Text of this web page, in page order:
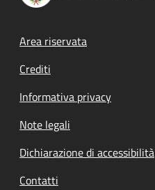
Footer menu
Area riservata
Crediti
Informativa privacy
Note legali
Dichiarazione di accessibilità
Contatti